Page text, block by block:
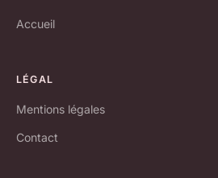
Accueil
LÉGAL
Mentions légales
Contact